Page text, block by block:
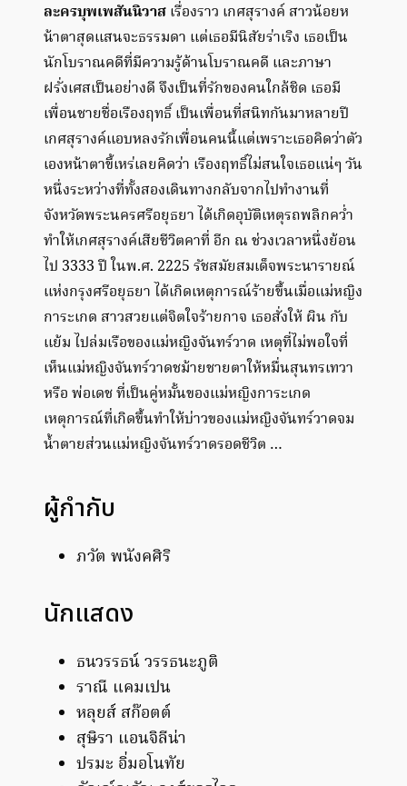
ละครบุพเพสันนิวาสเรื่องราว เกศสุรางค์ สาวน้อยห
น้าตาสุดแสนจะธรรมดา เเต่เธอมีนิสัยร่าเริง เธอเป็น
นักโบราณคดีที่มีความรู้ด้านโบราณคดี และภาษา
ฝรั่งเศสเป็นอย่างดี จึงเป็นที่รักของคนใกล้ชิด เธอมี
เพื่อนชายชื่อเรืองฤทธิ์ เป็นเพื่อนที่สนิทกันมาหลายปี
เกศสุรางค์เเอบหลงรักเพื่อนคนนี้เเต่เพราะเธอคิดว่าตัว
เองหน้าตาขี้เหร่เลยคิดว่า เรืองฤทธิ์ไม่สนใจเธอเเน่ๆ วัน
หนึ่งระหว่างที่ทั้งสองเดินทางกลับจากไปทำงานที่
จังหวัดพระนครศรีอยุธยา ได้เกิดอุบัติเหตุรถพลิกคว่ำ
ทำให้เกศสุรางค์เสียชีวิตคาที่ อีก ณ ช่วงเวลาหนึ่งย้อน
ไป 3333 ปี ในพ.ศ. 2225 รัชสมัยสมเด็จพระนารายณ์
แห่งกรุงศรีอยุธยา ได้เกิดเหตุการณ์ร้ายขึ้นเมื่อแม่หญิง
การะเกด สาวสวยเเต่จิตใจร้ายกาจ เธอสั่งให้ ผิน กับ
เเย้ม ไปล่มเรือของแม่หญิงจันทร์วาด เหตุที่ไม่พอใจที่
เห็นแม่หญิงจันทร์วาดชม้ายชายตาให้หมื่นสุนทรเทวา
หรือ พ่อเดช ที่เป็นคู่หมั้นของแม่หญิงการะเกด
เหตุการณ์ที่เกิดขึ้นทำให้บ่าวของเเม่หญิงจันทร์วาดจม
น้ำตายส่วนแม่หญิงจันทร์วาดรอดชีวิต …
ผู้กำกับ
ภวัต พนังคศิริ
นักแสดง
ธนวรรธน์ วรรธนะภูติ
ราณี แคมเปน
หลุยส์ สก๊อตต์
สุษิรา แอนจิลีน่า
ปรมะ อิ่มอโนทัย